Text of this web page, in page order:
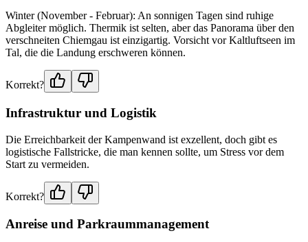
Winter (November - Februar): An sonnigen Tagen sind ruhige
Abgleiter möglich. Thermik ist selten, aber das Panorama über den
verschneiten Chiemgau ist einzigartig. Vorsicht vor Kaltluftseen im
Tal, die die Landung erschweren können.
Korrekt?
Infrastruktur und Logistik
Die Erreichbarkeit der Kampenwand ist exzellent, doch gibt es
logistische Fallstricke, die man kennen sollte, um Stress vor dem
Start zu vermeiden.
Korrekt?
Anreise und Parkraummanagement